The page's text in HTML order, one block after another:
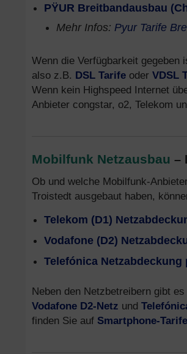
PŸUR Breitbandausbau
Mehr Infos: Pyur Tarife
Wenn die Verfügbarkeit gegeben
also z.B. DSL Tarife oder VDSL
Wenn kein Highspeed Internet
Anbieter congstar, o2, Telekom
Mobilfunk Netzausbau –
Ob und welche Mobilfunk-
Troistedt ausgebaut haben,
Telekom (D1)
Vodafone (D2)
Telefónica Netzabdeckung
Neben den Netzbetreibern gibt
Vodafone D2-Netz und
finden Sie auf Smartphone-